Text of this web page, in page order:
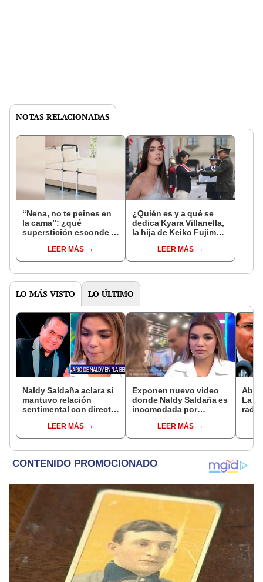
NOTAS RELACIONADAS
“Nena, no te peines en
la cama”: ¿qué
superstición esconde la
Enanitos Verdes?
LEER MÁS
¿Quién es y a qué se
dedica Kyara Villanella,
la hija de Keiko Fujimori
nivel nacional?
LEER MÁS
LO MÁS VISTO LO ÚLTIMO
Naldy Saldaña aclara si
mantuvo relación
sentimental con director
denunciarlo por
tocamientos: “Me
LEER MÁS
Exponen nuevo video
donde Naldy Saldaña es
incomodada por
Luz: la agarra de la
mano sin su
LEER MÁS
La